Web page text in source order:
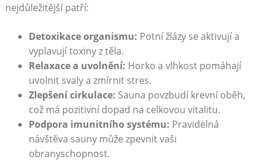
nejdůležitější patří:
Detoxikace organismu: Potní žlázy se aktivují a
vyplavují toxiny z těla.
Relaxace a uvolnění: Horko a vlhkost pomáhají
uvolnit svaly a zmírnit stres.
Zlepšení cirkulace: Sauna povzbudí krevní oběh,
což má pozitivní dopad na celkovou vitalitu.
Podpora imunitního systému: Pravidelná
návštěva sauny může zpevnit vaši
obranyschopnost.